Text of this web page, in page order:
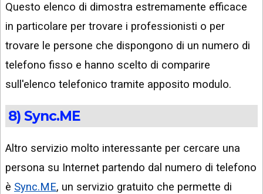
Questo elenco di dimostra estremamente efficace
in particolare per trovare i professionisti o per
trovare le persone che dispongono di un numero di
telefono fisso e hanno scelto di comparire
sull'elenco telefonico tramite apposito modulo.
8) Sync.ME
Altro servizio molto interessante per cercare una
persona su Internet partendo dal numero di telefono
è Sync.ME, un servizio gratuito che permette di